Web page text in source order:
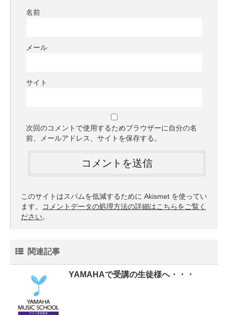
名前
メール
サイト
次回のコメントで使用するためブラウザーに自分の名
前、メールアドレス、サイトを保存する。
このサイトはスパムを低減するために Akismet を使ってい
ます。
コメントデータの処理方法の詳細はこちらをご覧く
ださい。
関連記事
YAMAHAで受講の生徒様へ・・・